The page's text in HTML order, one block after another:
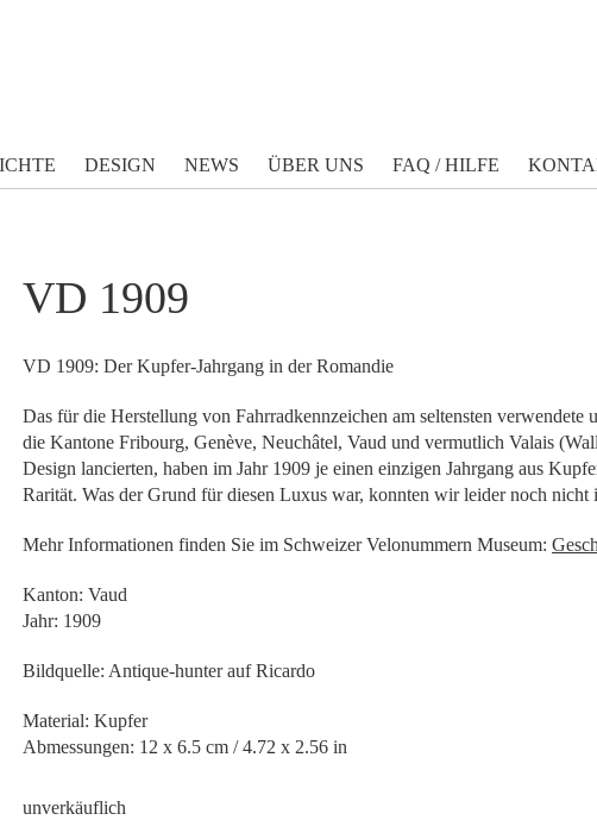
DESIGN NEWS ÜBER UNS FAQ / HILFE
VD 1909
VD 1909: Der Kupfer-Jahrgang in der Romandie
Das für die Herstellung von Fahrradkennzeichen am seltensten
die Kantone Fribourg, Genève, Neuchâtel, Vaud und vermutlich Valais
Design lancierten, haben im Jahr 1909 je einen einzigen Jahrgang aus
Rarität. Was der Grund für diesen Luxus war, konnten wir leider noch nicht
Mehr Informationen finden Sie im Schweizer Velonummern Museum:
Kanton: Vaud
Jahr: 1909
Bildquelle: Antique-hunter auf Ricardo
Material: Kupfer
Abmessungen: 12 x 6.5 cm / 4.72 x 2.56 in
unverkäuflich